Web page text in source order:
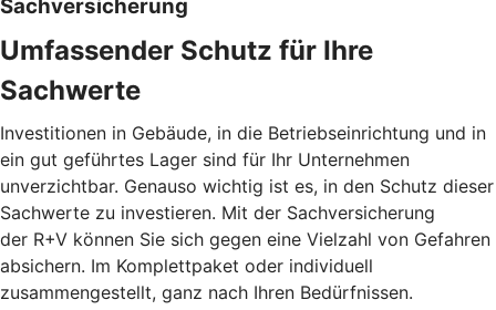
Sachversicherung
Umfassender Schutz für Ihre
Sachwerte
Investitionen in Gebäude, in die Betriebseinrichtung und in
ein gut geführtes Lager sind für Ihr Unternehmen
unverzichtbar. Genauso wichtig ist es, in den Schutz dieser
Sachwerte zu investieren. Mit der Sachversicherung
der R+V können Sie sich gegen eine Vielzahl von Gefahren
absichern. Im Komplettpaket oder individuell
zusammengestellt, ganz nach Ihren Bedürfnissen.